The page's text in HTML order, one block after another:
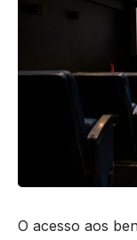
O acesso aos